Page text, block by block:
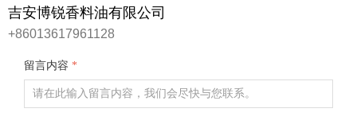
留言内容 *
吉安博锐香料油有限公司
+86013617961128
社交平台